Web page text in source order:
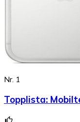
Nr. 1
Topplista: